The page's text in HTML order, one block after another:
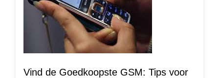
Vind de Goedkoopste GSM: Tips voor